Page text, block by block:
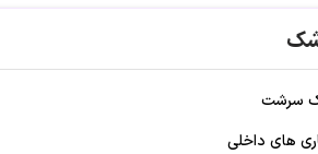
سرشت
های داخلی